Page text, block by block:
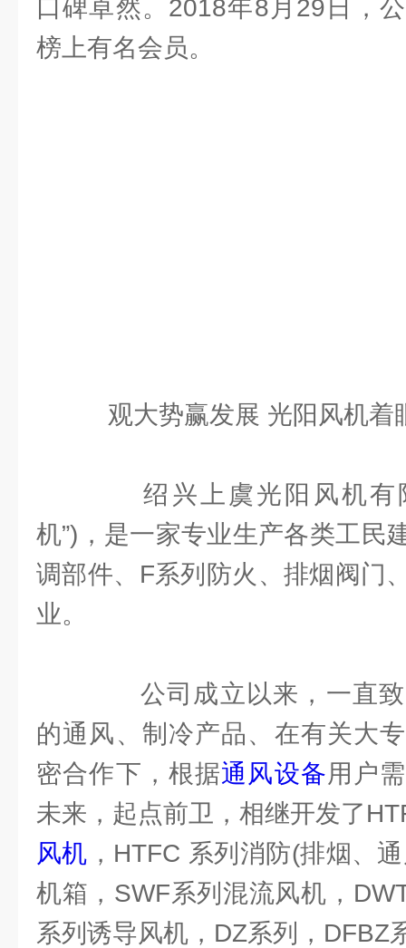
口碑卓然。2018年8月29日，
榜上有名会员。
观大势赢发展 光阳风机着
绍兴上虞光阳风机有
机”)，是一家专业生产各类工民
调部件、F系列防火、排烟阀门
业。
公司成立以来，一直致
的通风、制冷产品、在有关大
密合作下，根据通风设备用户
未来，起点前卫，相继开发了
风机 ，HTFC 系列消防(排烟、
机箱，SWF系列混流风机，
系列诱导风机，DZ系列，DFBZ